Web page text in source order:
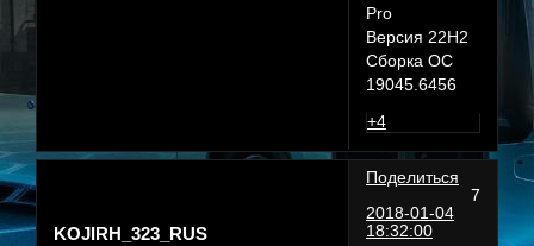
Pro
Версия 22H2
Сборка ОС
19045.6456
+4
Поделиться
7
2018-01-04
18:32:00
KOJIRH_323_RUS